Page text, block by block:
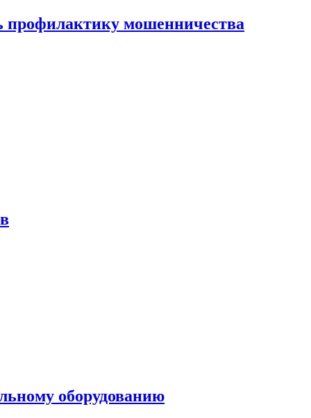
профилактику мошенничества
оборудованию